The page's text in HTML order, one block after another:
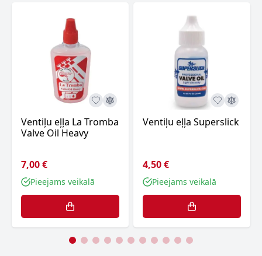
Ventiļu eļļa La Tromba
Valve Oil Heavy
7,00 €
Pieejams veikalā
Ventiļu eļļa Superslick
4,50 €
Pieejams veikalā